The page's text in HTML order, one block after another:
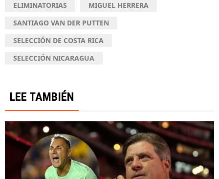
ELIMINATORIAS
MIGUEL HERRERA
SANTIAGO VAN DER PUTTEN
SELECCIÓN DE COSTA RICA
SELECCIÓN NICARAGUA
LEE TAMBIÉN